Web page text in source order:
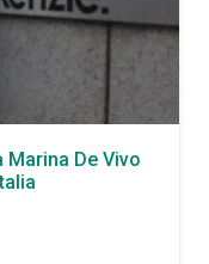
Marina De Vivo